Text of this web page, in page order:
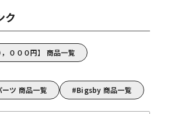
ク
０００円】 商品一覧
ツ 商品一覧
Bigsby 商品一覧